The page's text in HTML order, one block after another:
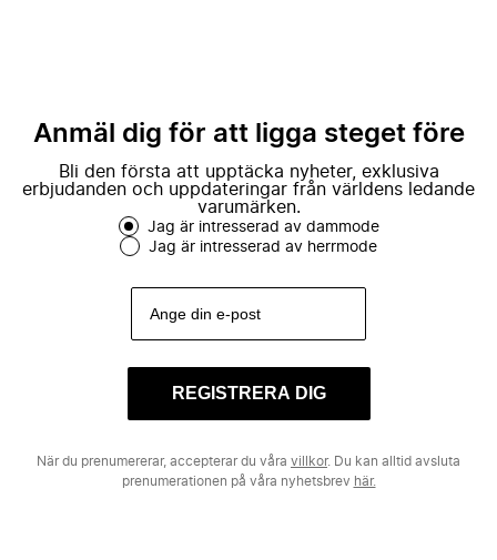
Anmäl dig för att ligga steget före
Bli den första att upptäcka nyheter, exklusiva
erbjudanden och uppdateringar från världens ledande
varumärken.
Jag är intresserad av dammode
Jag är intresserad av herrmode
REGISTRERA DIG
När du prenumererar, accepterar du våra villkor. Du kan alltid avsluta
prenumerationen på våra nyhetsbrev här.